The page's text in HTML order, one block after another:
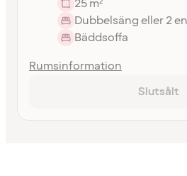
25 m²
Dubbelsäng eller 2
Bäddsoffa
Rumsinformation
Slutsålt